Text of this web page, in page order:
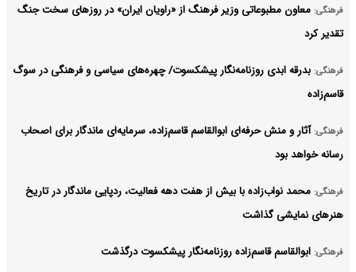
فرهنگی: معاون مطبوعاتی وزیر فرهنگ از «راویان ایران» در روزهای سخت جنگ
تقدیر کرد
فرهنگی: بدرقه ابدی روزنامه‌نگار پیشکسوت/ چهره‌های سیاسی و فرهنگی در سوگ
قاسم‌زاده
فرهنگی: آثار و منش حرفه‌ای ابوالقاسم قاسم‌زاده، سرمایه‌ای ماندگار برای اصحاب
رسانه خواهد بود
فرهنگی: محمد نواب‌زاده با بیش از هفت دهه فعالیت، ردپایی ماندگار در تاریخ
هنرهای نمایشی گذاشت
فرهنگی: ابوالقاسم قاسم‌زاده روزنامه‌نگار پیشکسوت درگذشت